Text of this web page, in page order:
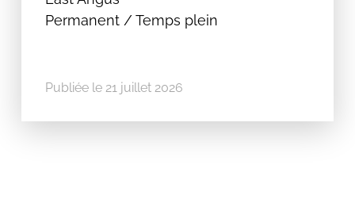
Permanent / Temps plein
Publiée le 21 juillet 2026